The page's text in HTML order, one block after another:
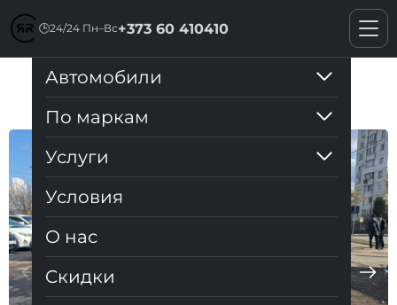
🕒24/24 Пн–Вс+373 60 410410
Автомобили
По маркам
Услуги
Условия
О нас
Cкидки
Honda CRV 2008